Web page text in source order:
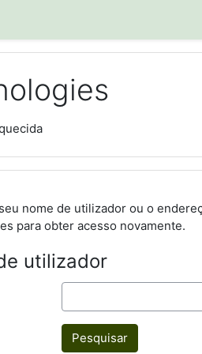
nome de utilizador ou o
para obter acesso novamente.
utilizador